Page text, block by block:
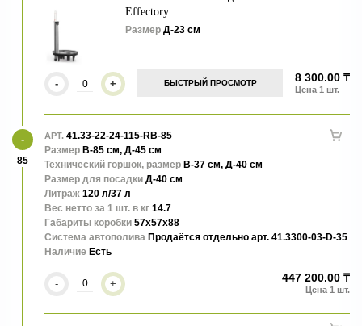
Effectory
Размер Д-23 см
БЫСТРЫЙ ПРОСМОТР
- + 8 300.00 ₸
85
АРТ. 41.33-22-24-115-RB-85
Размер В-85 см, Д-45 см
Технический горшок, размер В-37 см, Д-40 см
Размер для посадки Д-40 см
Литраж 120 л/37 л
Вес нетто за 1 шт. в кг 14.7
Габариты коробки 57x57x88
Система автополива Продаётся отдельно арт. 41.3300-03-D-35
Наличие Есть
- + 447 200.00 ₸